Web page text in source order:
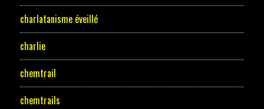
charlatanisme éveillé
charlie
chemtrail
chemtrails